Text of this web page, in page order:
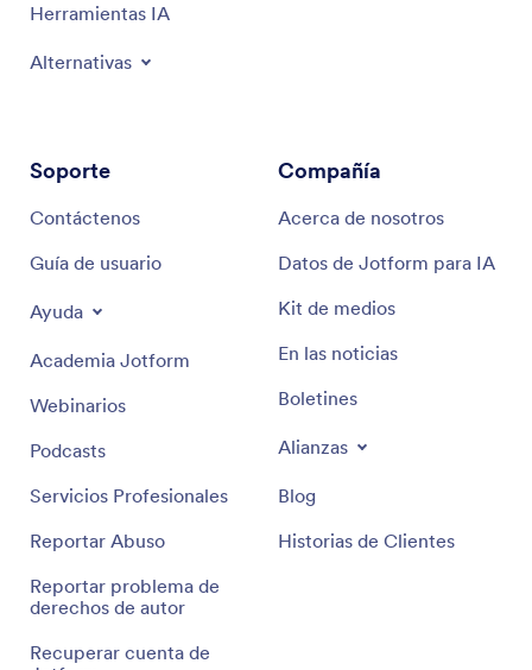
Herramientas IA
Alternativas
Soporte
Contáctenos
Guía de usuario
Ayuda
Academia Jotform
Webinarios
Podcasts
Servicios Profesionales
Reportar Abuso
Reportar problema de
derechos de autor
Recuperar cuenta de
Compañía
Acerca de nosotros
Datos de Jotform para IA
Kit de medios
En las noticias
Boletines
Alianzas
Blog
Historias de Clientes